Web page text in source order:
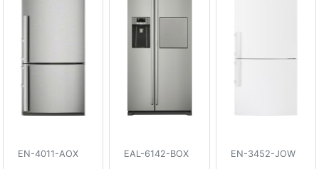
EN-4011-AOX EAL-6142-BOX EN-3452-JOW